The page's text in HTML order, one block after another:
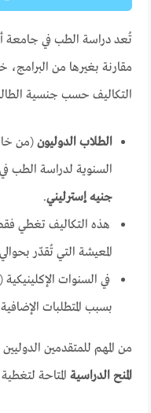
تُعد دراسة الطب في جامعة
مقارنة بغيرها من
التكاليف حسب جنسية
الطلاب الدوليون (من
السنوية لدراسة الطب
جنيه إسترليني.
هذه التكاليف تغطي
المعيشة التي تُقدّر
في السنوات
بسبب المتطلبات
من المهم للمتقدمين
المنح الدراسية المتاحة